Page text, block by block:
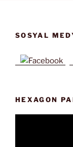
SOSYAL
HEXAGON